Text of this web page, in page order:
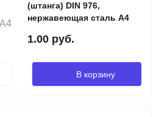
(штанга) DIN 976,
нержавеющая сталь А4
1.00 руб.
В корзину